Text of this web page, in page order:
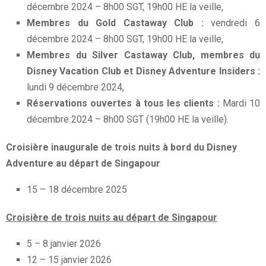
décembre 2024 – 8h00 SGT, 19h00 HE la veille,
Membres du Gold Castaway Club : vendredi 6
décembre 2024 – 8h00 SGT, 19h00 HE la veille,
Membres du Silver Castaway Club, membres du
Disney Vacation Club et Disney Adventure Insiders :
lundi 9 décembre 2024,
Réservations ouvertes à tous les clients : Mardi 10
décembre 2024 – 8h00 SGT (19h00 HE la veille).
Croisière inaugurale de trois nuits à bord du Disney
Adventure au départ de Singapour
15 – 18 décembre 2025
Croisière de trois nuits au départ de Singapour
5 – 8 janvier 2026
12 – 15 janvier 2026